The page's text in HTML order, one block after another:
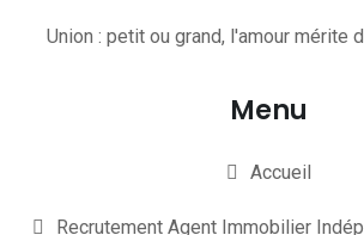
Union : petit ou grand, l'amour mérite
Menu
Accueil
Recrutement Agent Immobilier